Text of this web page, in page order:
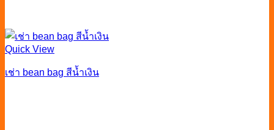
Quick View
เช่า bean bag สีน้ำเงิน